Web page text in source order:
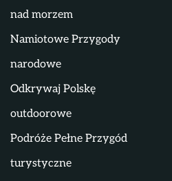
nad morzem
Namiotowe Przygody
narodowe
Odkrywaj Polskę
outdoorowe
Podróże Pełne Przygód
turystyczne